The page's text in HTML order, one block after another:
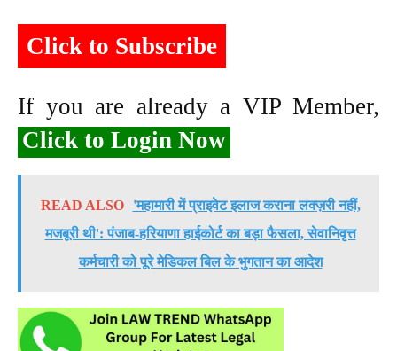
Click to Subscribe
If you are already a VIP Member,
Click to Login Now
READ ALSO
'महामारी में प्राइवेट इलाज कराना लक्ज़री नहीं,
मजबूरी थी': पंजाब-हरियाणा हाईकोर्ट का बड़ा फैसला, सेवानिवृत्त
कर्मचारी को पूरे मेडिकल बिल के भुगतान का आदेश